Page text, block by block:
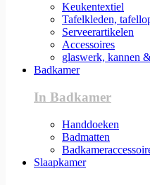
Keukentextiel
Tafelkleden,
Serveerartikelen
Accessoires
glaswerk, kannen
Badkamer
In Badkamer
Handdoeken
Badmatten
Slaapkamer